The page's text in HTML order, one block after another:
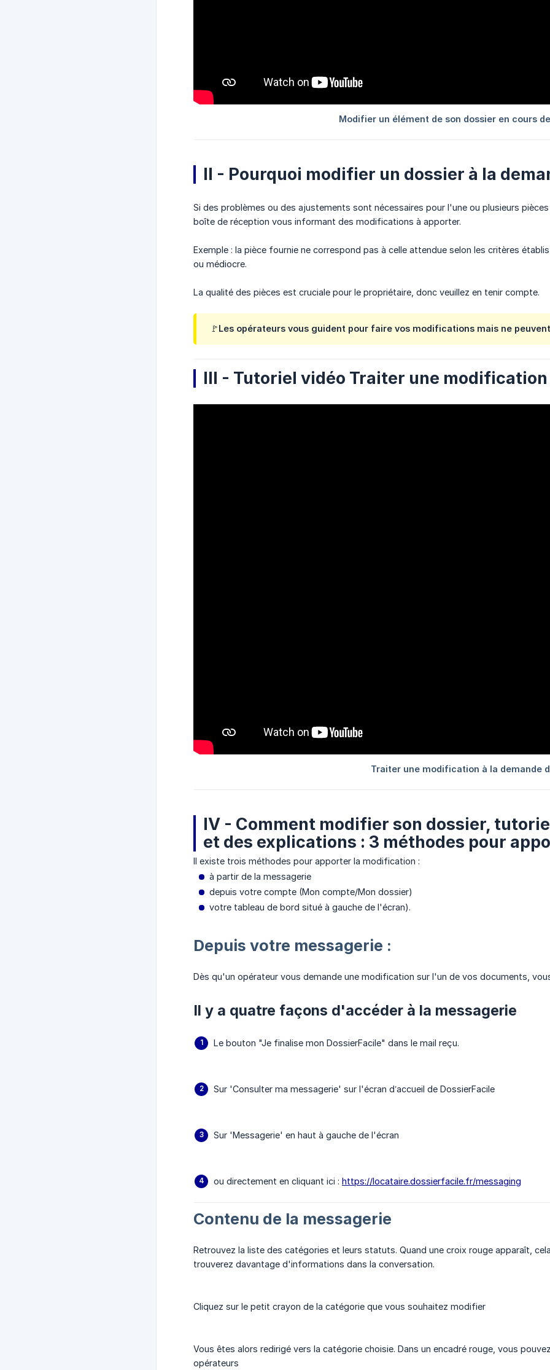
II - Pourquoi modifier un dossier à la
Si des problèmes ou des ajustements sont nécessaires pour l'une ou plusieurs
boîte de réception vous informant des modifications à apporter.
Exemple : la pièce fournie ne correspond pas à celle attendue selon les critères
ou médiocre.
La qualité des pièces est cruciale pour le propriétaire, donc veuillez en tenir compte.
🚩Les opérateurs vous guident pour faire vos modifications mais ne
III - Tutoriel vidéo Traiter une
IV - Comment modifier son dossier,
et des explications : 3 méthodes pour
Il existe trois méthodes pour apporter la modification :
à partir de la messagerie
depuis votre compte (Mon compte/Mon dossier)
votre tableau de bord situé à gauche de l'écran).
Depuis votre messagerie :
Dès qu'un opérateur vous demande une modification sur l'un de vos documents,
Il y a quatre façons d'accéder à la messagerie
Le bouton "Je finalise mon DossierFacile" dans le mail reçu.
Sur 'Consulter ma messagerie' sur l'écran d’accueil de DossierFacile
Sur 'Messagerie' en haut à gauche de l'écran
ou directement en cliquant ici : https://locataire.dossierfacile.fr/messaging
Contenu de la messagerie
Retrouvez la liste des catégories et leurs statuts. Quand une croix rouge apparaît,
trouverez davantage d'informations dans la conversation.
Cliquez sur le petit crayon de la catégorie que vous souhaitez modifier
Vous êtes alors redirigé vers la catégorie choisie. Dans un encadré rouge, vous
opérateurs